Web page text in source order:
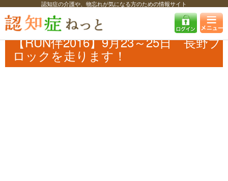
認知症の介護や、物忘れが気になる方のための情報サイト
認知症ねっと 認知症最新ニュース イベント
【RUN伴2016】9月23～
25日 長野ブロックを走ります！
【RUN伴2016】9月23～25日 長野ブ
ロックを走ります！